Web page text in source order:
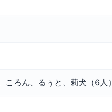
ろん、るぅと、莉犬（6人）